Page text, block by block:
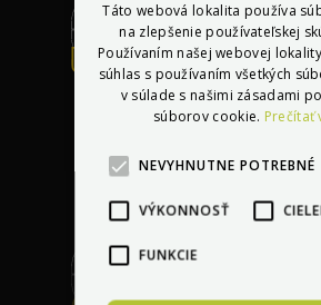
Bezplatná
poškodenia
Táto webová lokalita používa
na zlepšenie používateľskej
Používaním našej webovej
súhlas s používaním všetkých
v súlade s našimi zásadami
súborov cookie. Prečítať
NEVYHNUTNE POTREBNÉ
VÝKONNOSŤ
FUNKCIE